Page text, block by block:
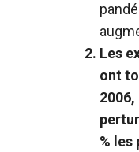
Les
ont
% les